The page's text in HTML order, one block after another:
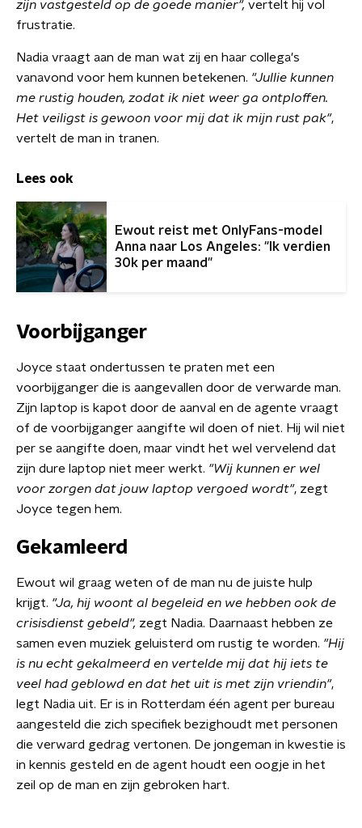
zijn vastgesteld op de goede manier", vertelt hij vol
frustratie.
Nadia vraagt aan de man wat zij en haar collega's
vanavond voor hem kunnen betekenen. "Jullie kunnen
me rustig houden, zodat ik niet weer ga ontploffen.
Het veiligst is gewoon voor mij dat ik mijn rust pak",
vertelt de man in tranen.
Lees ook
Ewout reist met OnlyFans-model
Anna naar Los Angeles: "Ik verdien
30k per maand"
Voorbijganger
Joyce staat ondertussen te praten met een
voorbijganger die is aangevallen door de verwarde man.
Zijn laptop is kapot door de aanval en de agente vraagt
of de voorbijganger aangifte wil doen of niet. Hij wil niet
per se aangifte doen, maar vindt het wel vervelend dat
zijn dure laptop niet meer werkt. "Wij kunnen er wel
voor zorgen dat jouw laptop vergoed wordt", zegt
Joyce tegen hem.
Gekamleerd
Ewout wil graag weten of de man nu de juiste hulp
krijgt. "Ja, hij woont al begeleid en we hebben ook de
crisisdienst gebeld", zegt Nadia. Daarnaast hebben ze
samen even muziek geluisterd om rustig te worden. "Hij
is nu echt gekalmeerd en vertelde mij dat hij iets te
veel had geblowd en dat het uit is met zijn vriendin",
legt Nadia uit. Er is in Rotterdam één agent per bureau
aangesteld die zich specifiek bezighoudt met personen
die verward gedrag vertonen. De jongeman in kwestie is
in kennis gesteld en de agent houdt een oogje in het
zeil op de man en zijn gebroken hart.